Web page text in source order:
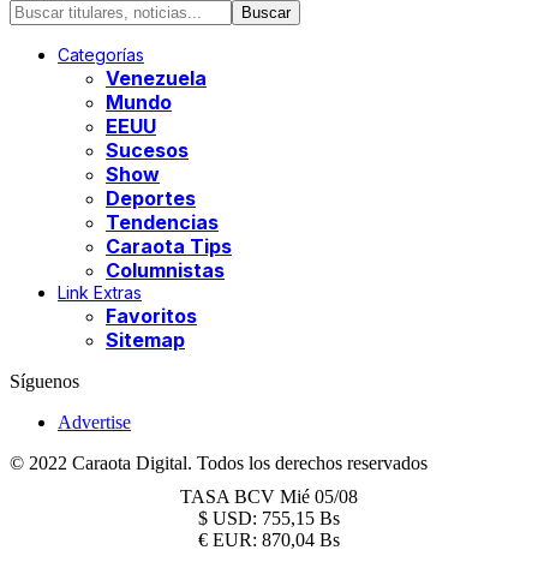
Categorías
Venezuela
Mundo
EEUU
Sucesos
Show
Deportes
Tendencias
Caraota Tips
Columnistas
Link Extras
Favoritos
Sitemap
Síguenos
Advertise
© 2022 Caraota Digital. Todos los derechos reservados
TASA BCV Mié 05/08
$ USD: 755,15 Bs
€ EUR: 870,04 Bs